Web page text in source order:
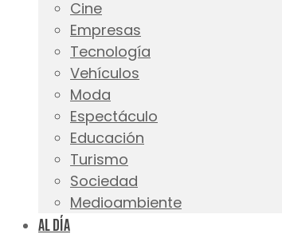
Cine
Empresas
Tecnología
Vehículos
Moda
Espectáculo
Educación
Turismo
Sociedad
Medioambiente
AL DÍA